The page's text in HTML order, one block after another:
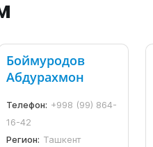
Боймуродов
Абдурахмон
Телефон: +998 (99) 864-
16-42
Регион: Ташкент